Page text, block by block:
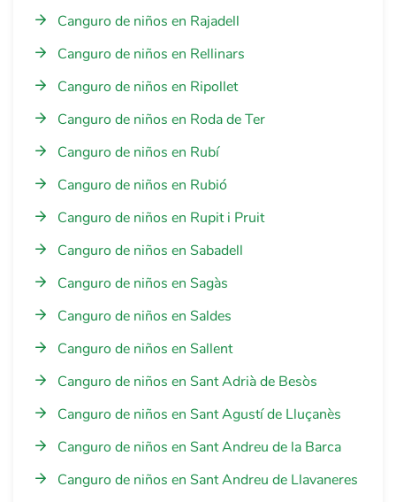
Canguro de niños en Rajadell
Canguro de niños en Rellinars
Canguro de niños en Ripollet
Canguro de niños en Roda de Ter
Canguro de niños en Rubí
Canguro de niños en Rubió
Canguro de niños en Rupit i Pruit
Canguro de niños en Sabadell
Canguro de niños en Sagàs
Canguro de niños en Saldes
Canguro de niños en Sallent
Canguro de niños en Sant Adrià de Besòs
Canguro de niños en Sant Agustí de Lluçanès
Canguro de niños en Sant Andreu de la Barca
Canguro de niños en Sant Andreu de Llavaneres